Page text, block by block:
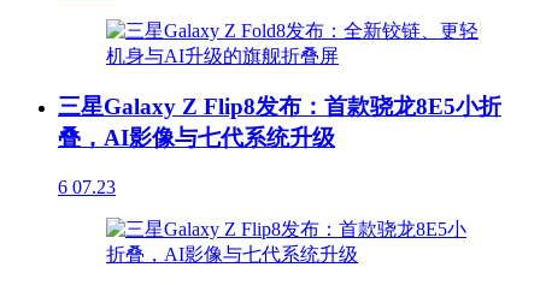
三星Galaxy Z Flip8发布：首款骁龙8E5小折
叠，AI影像与七代系统升级
6 07.23